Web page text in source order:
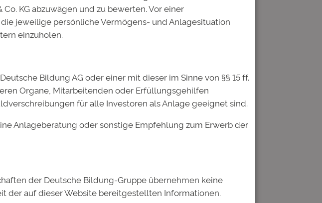
sind mit
markiert
KG abzuwägen und zu bewerten. Vor einer
jeweilige persönliche Vermögens- und Anlagesituation
einzuholen.
Bildung AG oder einer mit dieser im Sinne von §§ 15 ff.
Organe, Mitarbeitenden oder Erfüllungsgehilfen
für alle Investoren als Anlage geeignet sind.
Anlageberatung oder sonstige Empfehlung zum Erwerb der
der Deutsche Bildung-Gruppe übernehmen keine
der auf dieser Website bereitgestellten Informationen.